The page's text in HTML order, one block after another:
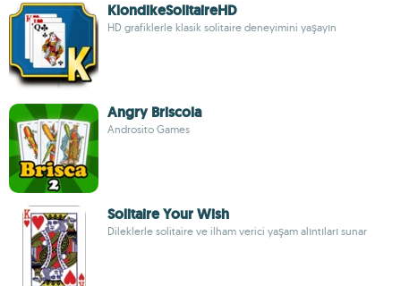
KlondikeSolitaireHD
HD grafiklerle klasik solitaire deneyimini yaşayın
Angry Briscola
Androsito Games
Solitaire Your Wish
Dileklerle solitaire ve ilham verici yaşam alıntıları sunar